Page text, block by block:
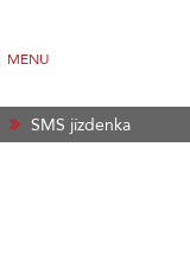
MENU
SMS jízdenka